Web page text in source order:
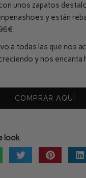
unos zapatos
y están
a todas las que nos
y nos encanta
COMPRAR AQUÍ
look